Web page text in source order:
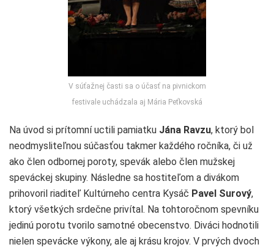
V súťažnej časti sa o účasť na pivnickom
festivale uchádzala aj Mária Peťkovská
Na úvod si prítomní uctili pamiatku Jána Ravzu, ktorý bol
neodmysliteľnou súčasťou takmer každého ročníka, či už
ako člen odbornej poroty, spevák alebo člen mužskej
speváckej skupiny. Následne sa hostiteľom a divákom
prihovoril riaditeľ Kultúrneho centra Kysáč Pavel Surový,
ktorý všetkých srdečne privítal. Na tohtoročnom spevníku
jedinú porotu tvorilo samotné obecenstvo. Diváci hodnotili
nielen spevácke výkony, ale aj krásu krojov. V prvých dvoch